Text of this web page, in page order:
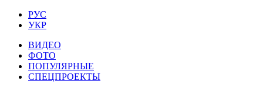
РУС
УКР
ВИДЕО
ФОТО
ПОПУЛЯРНЫЕ
СПЕЦПРОЕКТЫ